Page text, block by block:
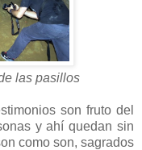
las pasillos
son fruto del
y ahí quedan sin
como son, sagrados